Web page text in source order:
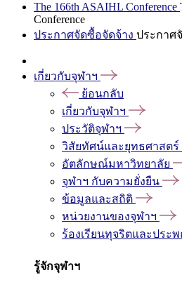
The 166th ASAIHL Conference
Conference
ประกาศจัดซื้อจัดจ้าง ประกาศ
เกี่ยวกับจุฬาฯ
ย้อนกลับ
เกี่ยวกับจุฬาฯ
ประวัติจุฬาฯ
วิสัยทัศน์และยุทธศาสตร์
อัตลักษณ์มหาวิทยาลัย
จุฬาฯ กับความยั่งยืน
ข้อมูลและสถิติ
หน่วยงานของจุฬาฯ
ร้องเรียนทุจริตและประ
รู้จักจุฬาฯ